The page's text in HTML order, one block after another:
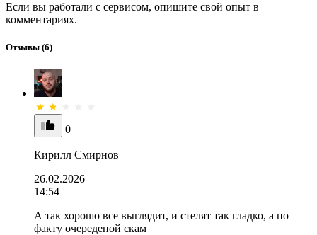
Если вы работали с сервисом, опишите свой опыт в
комментариях.
Отзывы (6)
0
Кирилл Смирнов
26.02.2026
14:54
А так хорошо все выглядит, и стелят так гладко, а по
факту очереденой скам